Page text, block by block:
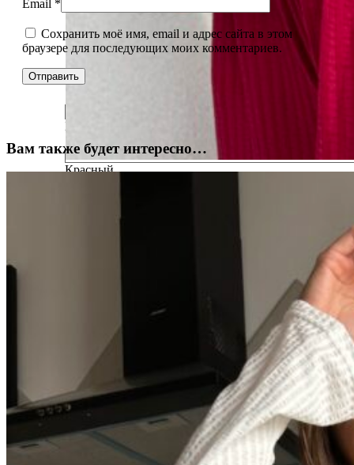
Белый
Красный
Email *
Сохранить моё имя, email и адрес сайта в этом
браузере для последующих моих комментариев.
Вам также будет интересно…